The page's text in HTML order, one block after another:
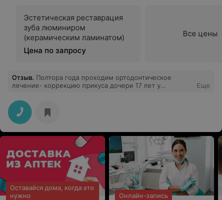
Эстетическая реставрация
зуба люминиром
(керамическим ламинатом)
Цена по запросу
Все цены
Отзыв. Полтора года проходим ортодонтическое
лечение- коррекцию прикуса дочери 17 лет у
подробным конкретным объясняем что, зачем и
почему. Оперативно, грамотно, честно - по оплате -
все адекватно, определенная в начале сумма лечения
«под ключ» не менялась, несмотря на то, что иногда
приходилось назначать дополнительные приемы, если,
скажем что-то беспокоит или отклеилось, или
потерялись расходники, или курс упал, и прочее. Я
наслаждаюсь тем, как все четко, адекватно и
грамотно. Давно не встречала специалиста в своем
деле, с которой все бы было так четко. Результат:
прекрасный, через полтора года от начала снимаем
брекеты и начинаем этап закрепления! РЕКОМЕНДУЮ!
Еще
Оставайся дома, когда это
нужно
Онлайн-запись